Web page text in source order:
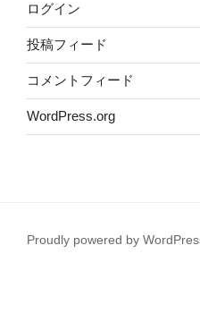
ログイン
投稿フィード
コメントフィード
WordPress.org
Proudly powered by